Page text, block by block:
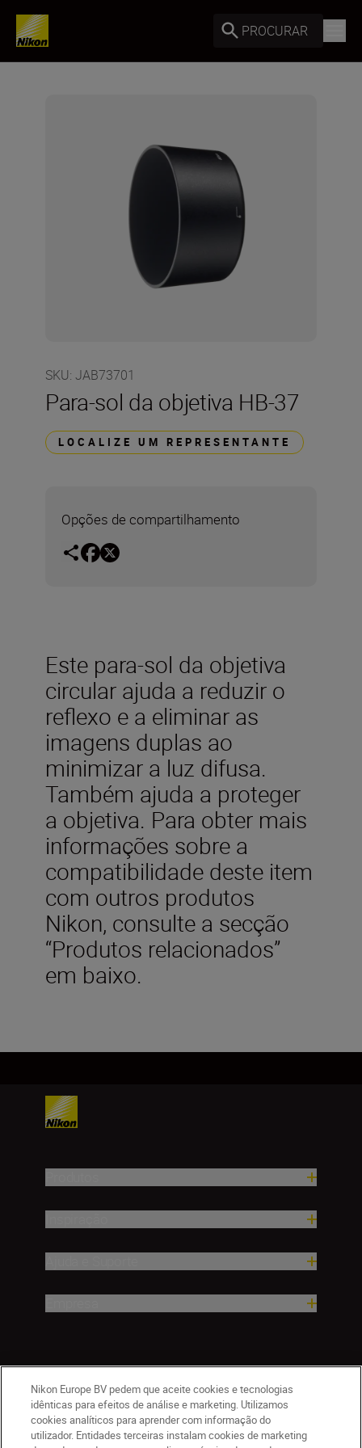
PROCURAR
SKU: JAB73701
Para-sol da objetiva HB-37
LOCALIZE UM REPRESENTANTE
Opções de compartilhamento
Este para-sol da objetiva
circular ajuda a reduzir o
reflexo e a eliminar as
imagens duplas ao
minimizar a luz difusa.
Também ajuda a proteger
a objetiva. Para obter mais
informações sobre a
compatibilidade deste item
com outros produtos
Nikon, consulte a secção
“Produtos relacionados”
em baixo.
Nikon Europe BV pedem que aceite cookies e tecnologias
idênticas para efeitos de análise e marketing. Utilizamos
cookies analíticos para aprender com informação do
utilizador. Entidades terceiras instalam cookies de marketing